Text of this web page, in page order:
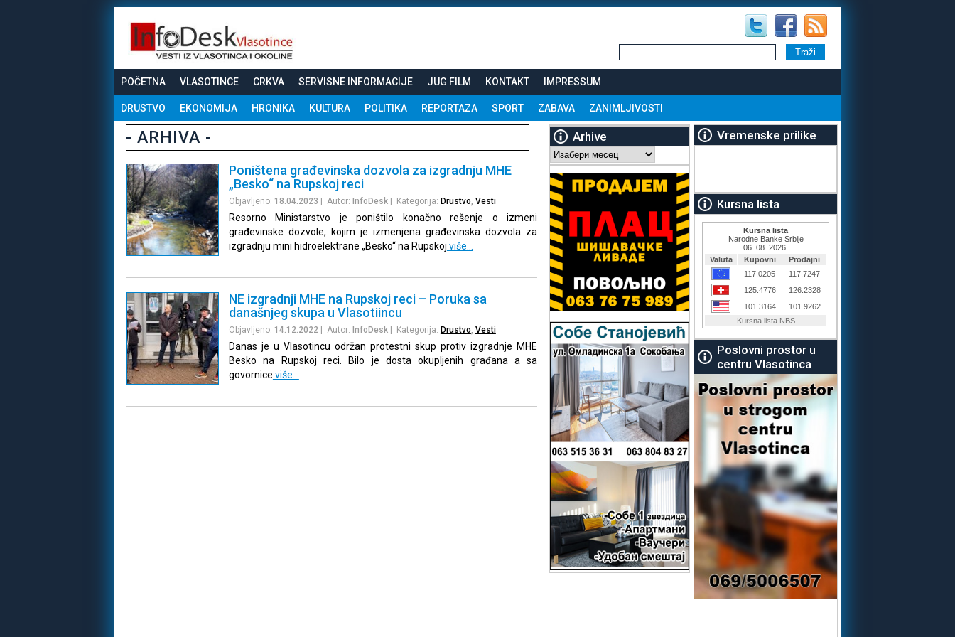
POČETNA VLASOTINCE CRKVA SERVISNE INFORMACIJE JUG FILM KONTAKT IMPRESSUM
DRUSTVO EKONOMIJA HRONIKA KULTURA POLITIKA REPORTAZA SPORT ZABAVA ZANIMLJIVOSTI
- ARHIVA -
Poništena građevinska dozvola za izgradnju MHE
„Besko“ na Rupskoj reci
Objavljeno: 18.04.2023 | Autor: InfoDesk| Kategorija: Drustvo Vesti
Resorno Ministarstvo je poništilo konačno rešenje o izmeni
građevinske dozvole, kojim je izmenjena građevinska dozvola za
izgradnju mini hidroelektrane „Besko“ na Rupskoj više…
NE izgradnji MHE na Rupskoj reci – Poruka sa
današnjeg skupa u Vlasotiincu
Objavljeno: 14.12.2022| Autor: InfoDesk| Kategorija: Drustvo, Vesti
Danas je u Vlasotincu održan protestni skup protiv izgradnje MHE
Besko na Rupskoj reci. Bilo je dosta okupljenih građana a sa
govornice više…
Arhive
Arhive
Vremenske prilike
Kursna lista
Poslovni prostor u
centru Vlasotinca